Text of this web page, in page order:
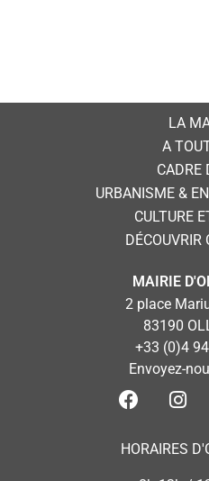
LA
A
CADRE
URBANISME &
CULTURE
DÉCOUVRIR
MAIRIE
2 place
83190
+33 (0)4
Envoyez-
HORAIRES